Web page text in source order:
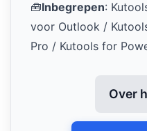
🧰Inbegrepen:
voor Outlook /
Pro / Kutools for
Over